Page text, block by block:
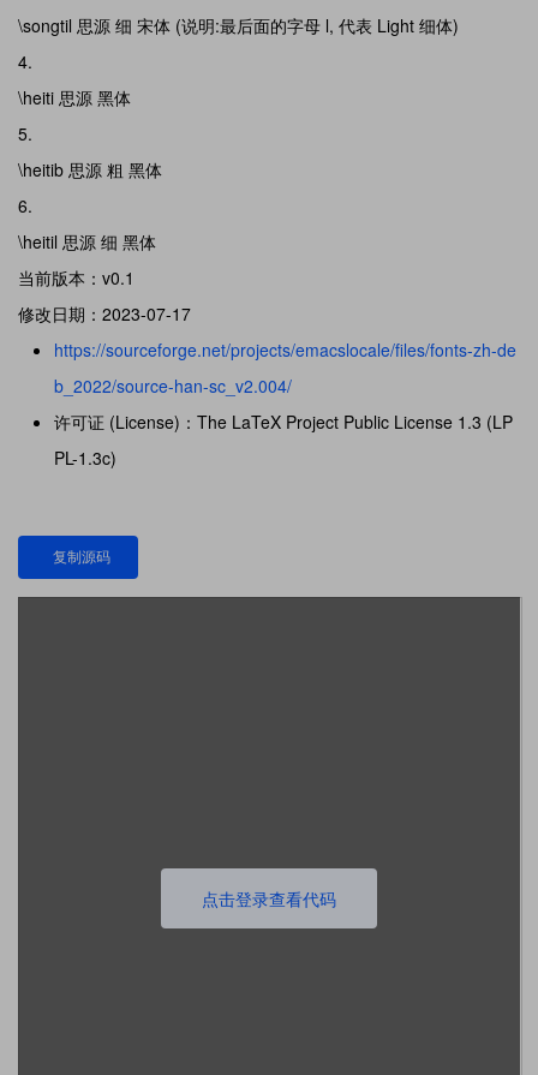
\songtil 思源 细 宋体 (说明:最后面的字母 l, 代表 Light 细体)
\heiti 思源 黑体
\heitib 思源 粗 黑体
\heitil 思源 细 黑体
当前版本：v0.1
修改日期：2023-07-17
https://sourceforge.net/projects/emacslocale/files/fonts-zh-de
b_2022/source-han-sc_v2.004/
许可证 (License)：The LaTeX Project Public License 1.3 (LP
PL-1.3c)
复制源码
点击登录查看代码